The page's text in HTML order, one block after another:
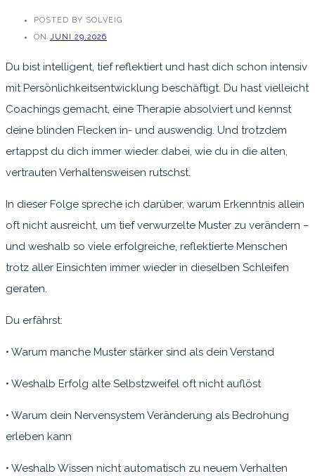
POSTED BY SOLVEIG
ON JUNI 29,2026
Du bist intelligent, tief reflektiert und hast dich schon intensiv
mit Persönlichkeitsentwicklung beschäftigt. Du hast vielleicht
Coachings gemacht, eine Therapie absolviert und kennst
deine blinden Flecken in- und auswendig. Und trotzdem
ertappst du dich immer wieder dabei, wie du in die alten,
vertrauten Verhaltensweisen rutschst.
In dieser Folge spreche ich darüber, warum Erkenntnis allein
oft nicht ausreicht, um tief verwurzelte Muster zu verändern –
und weshalb so viele erfolgreiche, reflektierte Menschen
trotz aller Einsichten immer wieder in dieselben Schleifen
geraten.
Du erfährst:
• Warum manche Muster stärker sind als dein Verstand
• Weshalb Erfolg alte Selbstzweifel oft nicht auflöst
• Warum dein Nervensystem Veränderung als Bedrohung
erleben kann
• Weshalb Wissen nicht automatisch zu neuem Verhalten